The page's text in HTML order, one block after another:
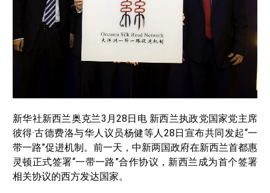
新华社新西兰奥克兰3月28日电 新西兰执政党国家党主席
彼得·古德费洛与华人议员杨健等人28日宣布共同发起“一
带一路”促进机制。前一天，中新两国政府在新西兰首都惠
灵顿正式签署“一带一路”合作协议，新西兰成为首个签署
相关协议的西方发达国家。